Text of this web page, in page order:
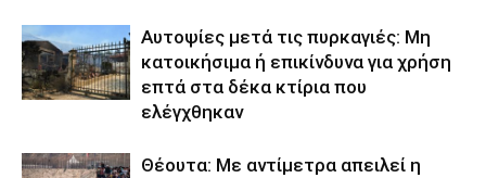
Αυτοψίες μετά τις πυρκαγιές: Μη
κατοικήσιμα ή επικίνδυνα για χρήση
επτά στα δέκα κτίρια που
ελέγχθηκαν
Θέουτα: Με αντίμετρα απειλεί η